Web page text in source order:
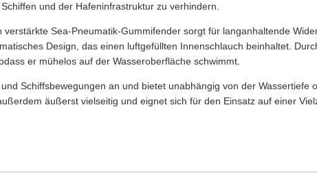
und der Hafeninfrastruktur zu verhindern.
Sea-Pneumatik-Gummifender sorgt für langanhaltende
Design, das einen luftgefüllten Innenschlauch beinhaltet.
er mühelos auf der Wasseroberfläche schwimmt.
Schiffsbewegungen an und bietet unabhängig von der Wassertiefe
äußerst vielseitig und eignet sich für den Einsatz auf einer